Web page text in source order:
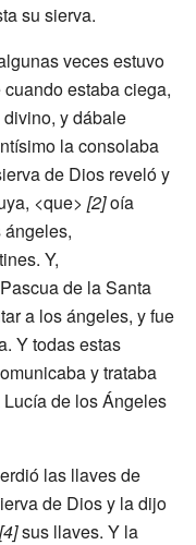
su sierva.
veces estuvo
estaba ciega,
y dábale
la consolaba
de Dios reveló y
<que> [2]oía
ángeles,
Y,
de la Santa
a los ángeles, y fue
Y todas estas
y trataba
de los Ángeles
las llaves de
de Dios y la dijo
[4]sus llaves. Y la